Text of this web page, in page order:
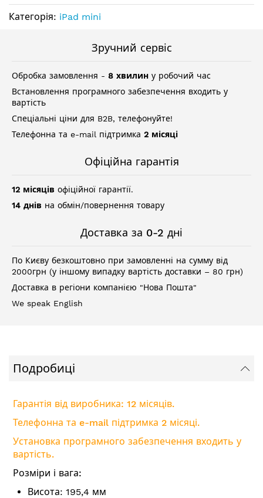
Категорія: iPad mini
Зручний сервіс
Обробка замовлення - 8 хвилин у робочий час
Встановлення програмного забезпечення входить у
вартість
Спеціальні ціни для B2B, телефонуйте!
Телефонна та e-mail підтримка 2 місяці
Офіційна гарантія
12 місяців офіційної гарантії.
14 днів на обмін/повернення товару
Доставка за 0-2 дні
По Києву безкоштовно при замовленні на сумму від
2000грн (у іншому випадку вартість доставки – 80 грн)
Доставка в регіони компанією "Нова Пошта"
We speak English
Подробиці
Гарантія від виробника: 12 місяців.
Телефонна та e-mail підтримка 2 місяці.
Установка програмного забезпечення входить у
вартість.
Розміри і вага:
Висота: 195,4 мм